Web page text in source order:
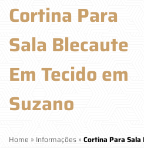
Cortina Para
Sala Blecaute
Em Tecido em
Suzano
Home » Informações » Cortina Para Sala